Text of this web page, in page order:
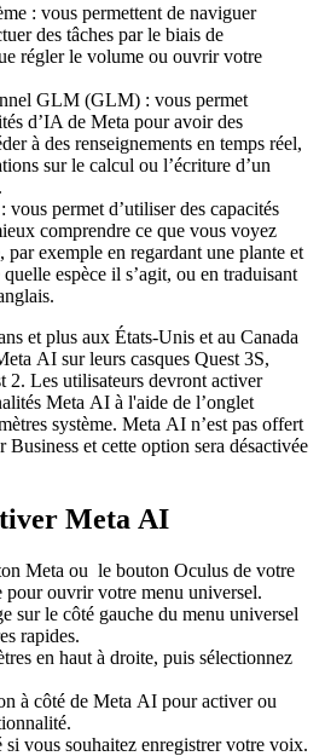
: vous permettent de naviguer
des tâches par le biais de
régler le volume ou ouvrir votre
GLM (GLM) : vous permet
d’IA de Meta pour avoir des
à des renseignements en temps réel,
sur le calcul ou l’écriture d’un
vous permet d’utiliser des capacités
comprendre ce que vous voyez
par exemple en regardant une plante et
espèce il s’agit, ou en traduisant
et plus aux États-Unis et au Canada
AI sur leurs casques Quest 3S,
2. Les utilisateurs devront activer
Meta AI à l'aide de l’onglet
système. Meta AI n’est pas offert
et cette option sera désactivée
Meta AI
Meta ou le bouton Oculus de votre
pour ouvrir votre menu universel.
sur le côté gauche du menu universel
rapides.
en haut à droite, puis sélectionnez
à côté de Meta AI pour activer ou
si vous souhaitez enregistrer votre voix.